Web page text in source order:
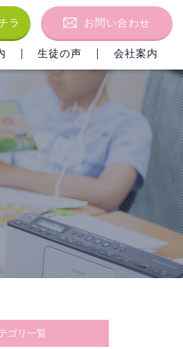
生徒の声 会社案内
ラ お問い合わせ
ゴリ一覧